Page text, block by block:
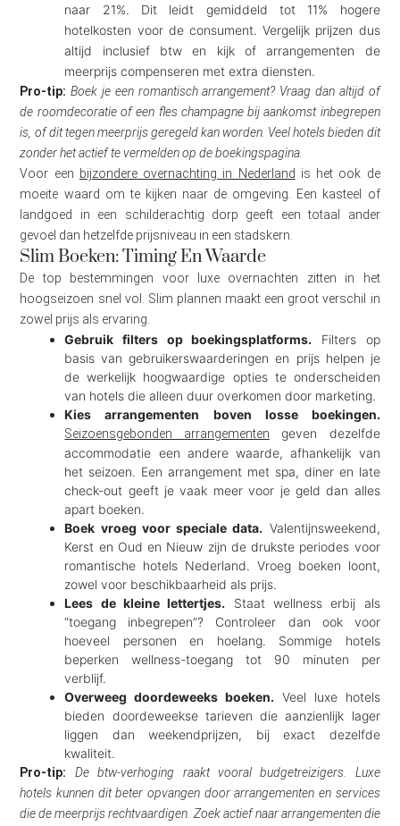
naar 21%. Dit leidt gemiddeld tot 11% hogere
hotelkosten voor de consument. Vergelijk prijzen dus
altijd inclusief btw en kijk of arrangementen de
meerprijs compenseren met extra diensten.
Pro-tip: Boek je een romantisch arrangement? Vraag dan altijd of
de roomdecoratie of een fles champagne bij aankomst inbegrepen
is, of dit tegen meerprijs geregeld kan worden. Veel hotels bieden dit
zonder het actief te vermelden op de boekingspagina.
Voor een bijzondere overnachting in Nederland is het ook de
moeite waard om te kijken naar de omgeving. Een kasteel of
landgoed in een schilderachtig dorp geeft een totaal ander
gevoel dan hetzelfde prijsniveau in een stadskern.
Slim Boeken: Timing En Waarde
De top bestemmingen voor luxe overnachten zitten in het
hoogseizoen snel vol. Slim plannen maakt een groot verschil in
zowel prijs als ervaring.
Gebruik filters op boekingsplatforms. Filters op
basis van gebruikerswaarderingen en prijs helpen je
de werkelijk hoogwaardige opties te onderscheiden
van hotels die alleen duur overkomen door marketing.
Kies arrangementen boven losse boekingen.
Seizoensgebonden arrangementen geven dezelfde
accommodatie een andere waarde, afhankelijk van
het seizoen. Een arrangement met spa, diner en late
check-out geeft je vaak meer voor je geld dan alles
apart boeken.
Boek vroeg voor speciale data. Valentijnsweekend,
Kerst en Oud en Nieuw zijn de drukste periodes voor
romantische hotels Nederland. Vroeg boeken loont,
zowel voor beschikbaarheid als prijs.
Lees de kleine lettertjes. Staat wellness erbij als
“toegang inbegrepen”? Controleer dan ook voor
hoeveel personen en hoelang. Sommige hotels
beperken wellness-toegang tot 90 minuten per
verblijf.
Overweeg doordeweeks boeken. Veel luxe hotels
bieden doordeweekse tarieven die aanzienlijk lager
liggen dan weekendprijzen, bij exact dezelfde
kwaliteit.
Pro-tip:
De btw-verhoging raakt vooral budgetreizigers. Luxe
hotels kunnen dit beter opvangen door arrangementen en services
die de meerprijs rechtvaardigen. Zoek actief naar arrangementen die